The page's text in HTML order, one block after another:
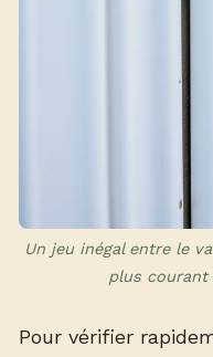
Un jeu inégal entre le
plus courant
Pour vérifier